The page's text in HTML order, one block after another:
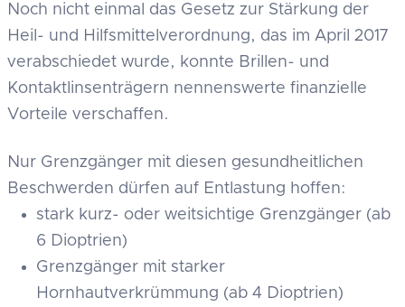
Noch nicht einmal das Gesetz zur Stärkung der
Heil- und Hilfsmittelverordnung, das im April 2017
verabschiedet wurde, konnte Brillen- und
Kontaktlinsenträgern nennenswerte finanzielle
Vorteile verschaffen.
Nur Grenzgänger mit diesen gesundheitlichen
Beschwerden dürfen auf Entlastung hoffen:
stark kurz- oder weitsichtige Grenzgänger (ab
6 Dioptrien)
Grenzgänger mit starker
Hornhautverkrümmung (ab 4 Dioptrien)